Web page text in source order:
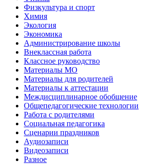
Физкультура и спорт
Химия
Экология
Экономика
Администрирование школы
Внеклассная работа
Классное руководство
Материалы МО
Материалы для родителей
Материалы к аттестации
Междисциплинарное обобщение
Общепедагогические технологии
Работа с родителями
Социальная педагогика
Сценарии праздников
Аудиозаписи
Видеозаписи
Разное